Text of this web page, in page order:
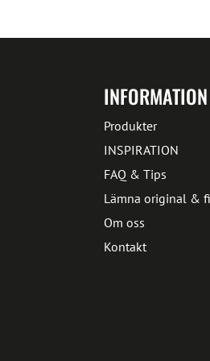
INFORMATION
Produkter
INSPIRATION
FAQ & Tips
Lämna original &
Om oss
Kontakt